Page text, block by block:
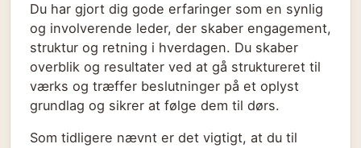
Du har gjort dig gode erfaringer som en synlig
og involverende leder, der skaber engagement,
struktur og retning i hverdagen. Du skaber
overblik og resultater ved at gå struktureret til
værks og træffer beslutninger på et oplyst
grundlag og sikrer at følge dem til dørs.
Som tidligere nævnt er det vigtigt, at du til